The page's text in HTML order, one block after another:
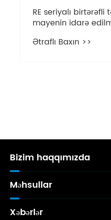
RE seriyalı
mayenin idarə
Ətraflı Baxın >>
Bizim haqqımızda
Məhsullar
Xəbərlər